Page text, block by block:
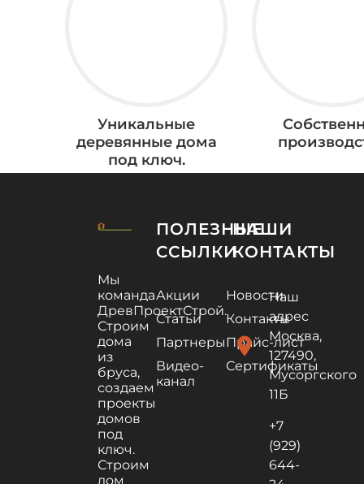
Уникальные
деревянные дома
под ключ.
Мы
команда
ДревПроектСтрой.
Строим
дома
из
бруса,
создаем
проекты
домов
под
ключ.
Строим
дом
ПОЛЕЗНЫЕ
ССЫЛКИ
Акции
Новости
Статьи
Контакты
ПартнерыПрайс-лист
Видео-
канал
Сертификаты
НАШИ
КОНТАКТЫ
location_on
Наш
адрес
Москва,
127490,
Мусоргского
11Б
+7
(929)
644-